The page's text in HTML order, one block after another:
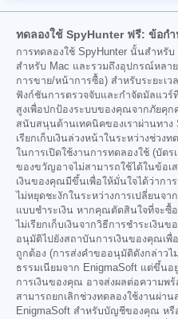
ทดลองใช้ SpyHunter ฟรี: ข้อก
การทดลองใช้ SpyHunter นั้นสำหรั
สำหรับ Mac และรวมถึงอุปกรณ์หลาย
การขาย/หน้าการซื้อ) สำหรับระยะเว
ฟังก์ชันการตรวจจับและกำจัดมัลแว
สูงเพื่อปกป้องระบบของคุณจากภัยคุก
สนับสนุนด้านเทคนิคของเราผ่านทาง
เรียกเก็บเงินล่วงหน้าในระหว่างช่วง
ในการเปิดใช้งานการทดลองใช้ (บัต
ของขวัญอาจไม่สามารถใช้ได้ในข้อ
เงินของคุณมีขึ้นเพื่อให้มั่นใจได้ว่ากา
ไม่หยุดชะงักในระหว่างการเปลี่ยนจ
แบบชำระเงิน หากคุณตัดสินใจที่จะซื้
ไม่เรียกเก็บเงินจากวิธีการชำระเงิ
อนุมัติไปยังสถาบันการเงินของคุณเพื่
ถูกต้อง (การส่งคำขออนุมัติดังกล่าวไ
ธรรมเนียมจาก EnigmaSoft แต่ขึ้น
การเงินของคุณ อาจส่งผลต่อความ
สามารถยกเลิกช่วงทดลองใช้งานผ่า
EnigmaSoft สำหรับบัญชีของคุณ ห